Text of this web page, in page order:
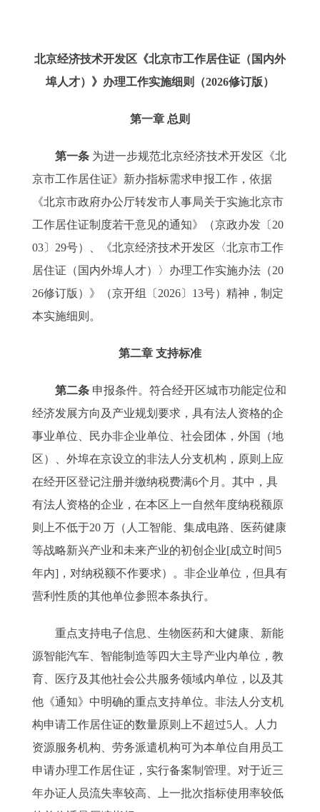
北京经济技术开发区《北京市工作居住证（国内外
埠人才）》办理工作实施细则（2026修订版）
第一章 总则
第一条 为进一步规范北京经济技术开发区《北
京市工作居住证》新办指标需求申报工作，依据
《北京市政府办公厅转发市人事局关于实施北京市
工作居住证制度若干意见的通知》（京政办发〔20
03〕29号）、《北京经济技术开发区〈北京市工作
居住证（国内外埠人才）〉办理工作实施办法（20
26修订版）》（京开组〔2026〕13号）精神，制定
本实施细则。
第二章 支持标准
第二条 申报条件。符合经开区城市功能定位和
经济发展方向及产业规划要求，具有法人资格的企
事业单位、民办非企业单位、社会团体，外国（地
区）、外埠在京设立的非法人分支机构，原则上应
在经开区登记注册并缴纳税费满6个月。其中，具
有法人资格的企业，在本区上一自然年度纳税额原
则上不低于20 万（人工智能、集成电路、医药健康
等战略新兴产业和未来产业的初创企业[成立时间5
年内]，对纳税额不作要求）。非企业单位，但具有
营利性质的其他单位参照本条执行。
重点支持电子信息、生物医药和大健康、新能
源智能汽车、智能制造等四大主导产业内单位，教
育、医疗及其他社会公共服务领域内单位，以及其
他《通知》中明确的重点支持单位。非法人分支机
构申请工作居住证的数量原则上不超过5人。人力
资源服务机构、劳务派遣机构可为本单位自用员工
申请办理工作居住证，实行备案制管理。对于近三
年办证人员流失率较高、上一批次指标使用率较低